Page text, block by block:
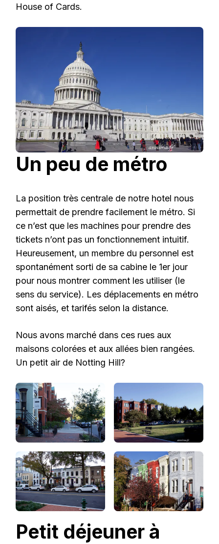
House of Cards.
Un peu de métro
La position très centrale de notre hotel nous
permettait de prendre facilement le métro. Si
ce n’est que les machines pour prendre des
tickets n’ont pas un fonctionnement intuitif.
Heureusement, un membre du personnel est
spontanément sorti de sa cabine le 1er jour
pour nous montrer comment les utiliser (le
sens du service). Les déplacements en métro
sont aisés, et tarifés selon la distance.
Nous avons marché dans ces rues aux
maisons colorées et aux allées bien rangées.
Un petit air de Notting Hill?
Petit déjeuner à